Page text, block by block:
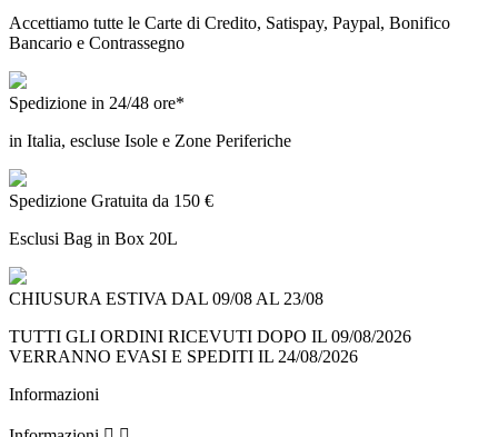
Accettiamo tutte le Carte di Credito, Satispay, Paypal, Bonifico
Bancario e Contrassegno
Spedizione in 24/48 ore*
in Italia, escluse Isole e Zone Periferiche
Spedizione Gratuita da 150 €
Esclusi Bag in Box 20L
CHIUSURA ESTIVA DAL 09/08 AL 23/08
TUTTI GLI ORDINI RICEVUTI DOPO IL 09/08/2026
VERRANNO EVASI E SPEDITI IL 24/08/2026
Informazioni